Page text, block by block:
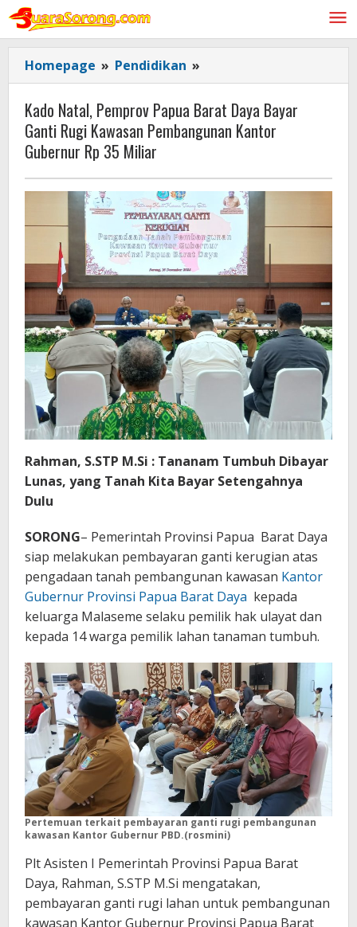
Lewati
konten
Homepage » Pendidikan »
Natal,
Pemprov
Papua
Barat
Bayar
Ganti
Rugi
Kawasan
Pembangunan
Kantor
Gubernur
Rp
35
Miliar
Kado Natal, Pemprov Papua Barat Daya Bayar
Ganti Rugi Kawasan Pembangunan Kantor
Gubernur Rp 35 Miliar
Rahman, S.STP M.Si : Tananam Tumbuh Dibayar
Lunas, yang Tanah Kita Bayar Setengahnya
Dulu
SORONG– Pemerintah Provinsi Papua Barat Daya
siap melakukan pembayaran ganti kerugian atas
pengadaan tanah pembangunan kawasan Kantor
Gubernur Provinsi Papua Barat Daya kepada
keluarga Malaseme selaku pemilik hak ulayat dan
kepada 14 warga pemilik lahan tanaman tumbuh.
Pertemuan terkait pembayaran ganti rugi pembangunan
kawasan Kantor Gubernur PBD.(rosmini)
Plt Asisten I Pemerintah Provinsi Papua Barat
Daya, Rahman, S.STP M.Si mengatakan,
pembayaran ganti rugi lahan untuk pembangunan
kawasan Kantor Gubernur Provinsi Papua Barat